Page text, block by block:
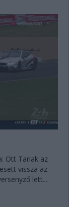
Ott Tanak az
vissza az
lett...